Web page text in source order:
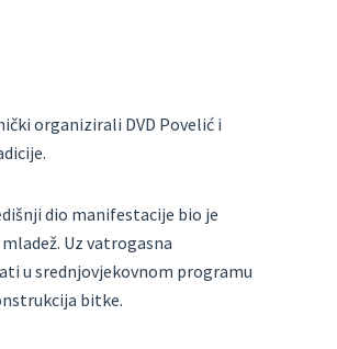
organizirali DVD Povelić i
dio manifestacije bio je
Uz vatrogasna
u srednjovjekovnom programu
bitke.